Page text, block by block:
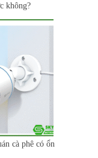
không?
cà phê có ổn